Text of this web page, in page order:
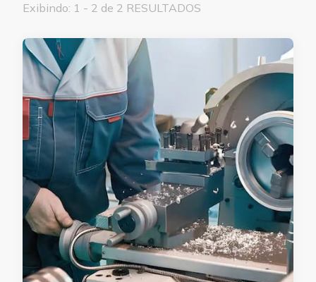
Exibindo: 1 - 2 de 2 RESULTADOS